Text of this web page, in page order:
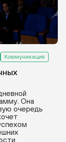
Коммуникация
Она
очередь